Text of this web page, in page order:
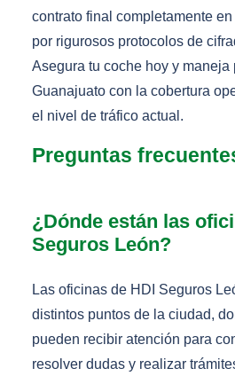
contrato final completamente
por rigurosos protocolos de
Asegura tu coche hoy y maneja
Guanajuato con la cobertura
el nivel de tráfico actual.
Preguntas
¿Dónde están las
Seguros León?
Las oficinas de HDI Seguros
distintos puntos de la ciudad,
pueden recibir atención para
resolver dudas y realizar